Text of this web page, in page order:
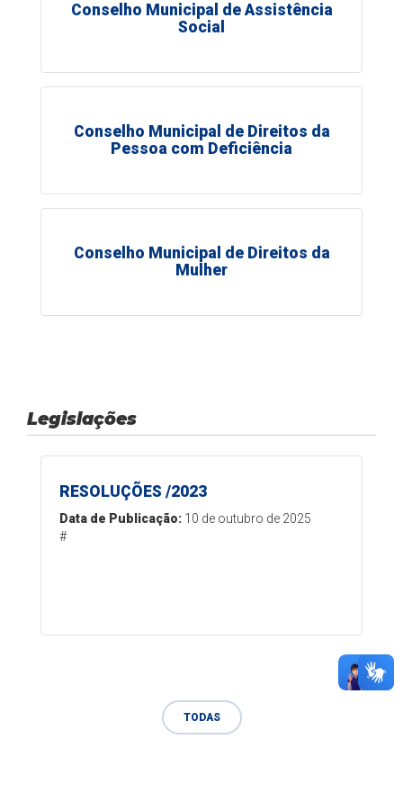
Conselho Municipal de Assistência
Social
Conselho Municipal de Direitos da
Pessoa com Deficiência
Conselho Municipal de Direitos da
Mulher
Legislações
RESOLUÇÕES /2023
Data de Publicação: 10 de outubro de 2025
#
TODAS